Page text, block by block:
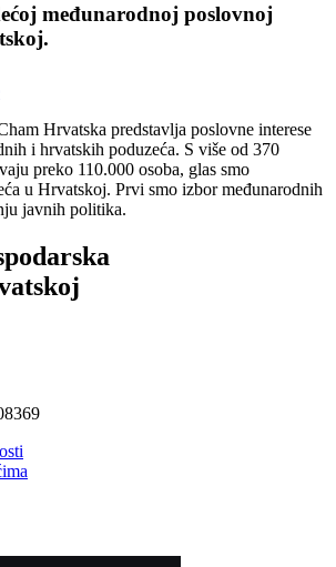
međunarodnoj poslovnoj
Hrvatska predstavlja poslovne interese
i hrvatskih poduzeća. S više od 370
preko 110.000 osoba, glas smo
u Hrvatskoj. Prvi smo izbor međunarodnih
javnih politika.